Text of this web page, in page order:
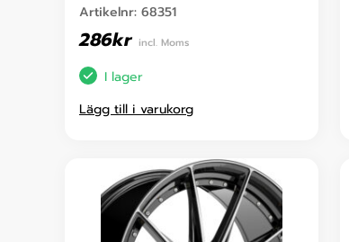
Artikelnr: 68351
286kr incl. Moms
I lager
Lägg till i varukorg